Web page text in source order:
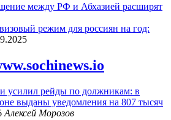
между РФ и Абхазией расширят
режим для россиян на год:
усилил рейды по должникам: в
выданы уведомления на 807 тысяч
Алексей Морозов